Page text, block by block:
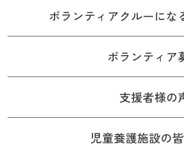
ボランティアクルーにな
ボランティア
支援者様の
児童養護施設の